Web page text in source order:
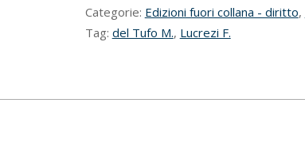
Categorie: Edizioni fuori collana - diritto,
Tag: del Tufo M., Lucrezi F.